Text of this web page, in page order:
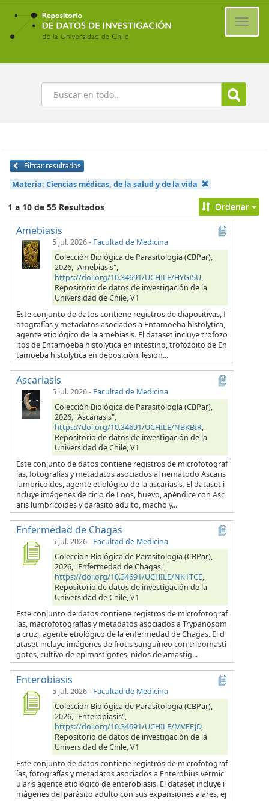
Ir
contenido
principal
Buscar
Filtrar resultados
Materia: Ciencias médicas, de la salud y de la vida
1 a 10 de 55 Resultados Ordenar
Amebiasis
5 jul. 2026- Facultad de Medicina
Colección Biológica de Parasitología (CBPar),
2026, "Amebiasis",
https://doi.org/10.34691/UCHILE/HYGI5U,
Repositorio de datos de investigación de la
Universidad de Chile, V1
Este conjunto de datos contiene registros de diapositivas, f
otografías y metadatos asociados a Entamoeba histolytica,
agente etiológico de la amebiasis. El dataset incluye trofozo
itos de Entamoeba histolytica en intestino, trofozoito de En
tamoeba histolytica en deposición, lesion...
Ascariasis
5 jul. 2026- Facultad de Medicina
Colección Biológica de Parasitología (CBPar),
2026, "Ascariasis",
https://doi.org/10.34691/UCHILE/NBKBIR,
Repositorio de datos de investigación de la
Universidad de Chile, V1
Este conjunto de datos contiene registros de microfotograf
ías, fotografías y metadatos asociados al nemátodo Ascaris
lumbricoides, agente etiológico de la ascariasis. El dataset i
ncluye imágenes de ciclo de Loos, huevo, apéndice con Asc
aris lumbricoides y parásito adulto, macho y...
Enfermedad de Chagas
5 jul. 2026- Facultad de Medicina
Colección Biológica de Parasitología (CBPar),
2026, "Enfermedad de Chagas",
https://doi.org/10.34691/UCHILE/NK1TCE,
Repositorio de datos de investigación de la
Universidad de Chile, V1
Este conjunto de datos contiene registros de microfotograf
ías, macrofotografías y metadatos asociados a Trypanosom
a cruzi, agente etiológico de la enfermedad de Chagas. El d
ataset incluye imágenes de frotis sanguíneo con tripomasti
gotes, cultivo de epimastigotes, nidos de amastig...
Enterobiasis
5 jul. 2026- Facultad de Medicina
Colección Biológica de Parasitología (CBPar),
2026, "Enterobiasis",
https://doi.org/10.34691/UCHILE/MVEEJD,
Repositorio de datos de investigación de la
Universidad de Chile, V1
Este conjunto de datos contiene registros de microfotograf
ías, fotografías y metadatos asociados a Enterobius vermic
ularis agente etiológico de enterobiasis. El dataset incluye i
mágenes del parásito adulto con sus expansiones alares, ej